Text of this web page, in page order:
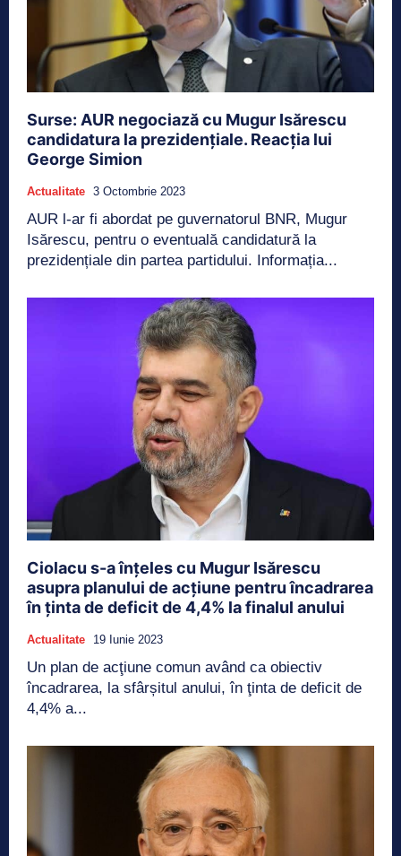
Surse: AUR negociază cu Mugur Isărescu
candidatura la prezidențiale. Reacția lui
George Simion
Actualitate 3 Octombrie 2023
AUR l-ar fi abordat pe guvernatorul BNR, Mugur
Isărescu, pentru o eventuală candidatură la
prezidențiale din partea partidului. Informația...
Ciolacu s-a înțeles cu Mugur Isărescu
asupra planului de acțiune pentru încadrarea
în ținta de deficit de 4,4% la finalul anului
Actualitate 19 Iunie 2023
Un plan de acţiune comun având ca obiectiv
încadrarea, la sfârșitul anului, în ţinta de deficit de
4,4% a...